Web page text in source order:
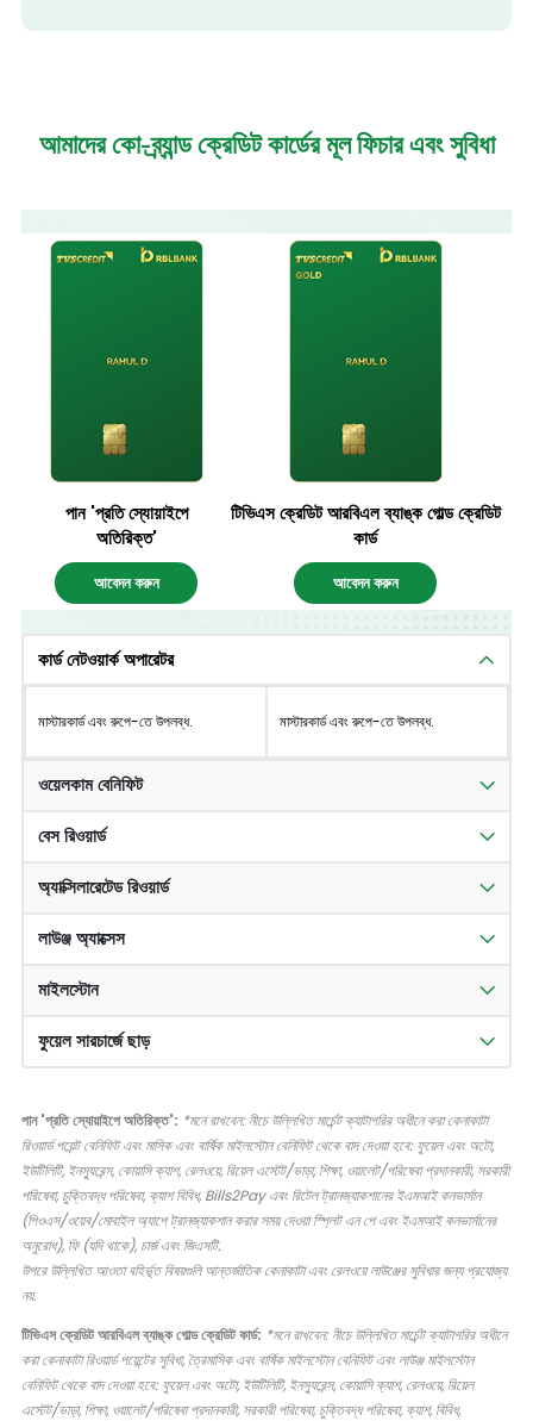
আমাদের কো-ব্র্যান্ড ক্রেডিট কার্ডেরমূল ফিচার এবং সুবিধা
পান 'প্রতি স্যোয়াইপে
অতিরিক্ত'
আবেদন করুন
টিভিএস ক্রেডিট আরবিএল ব্যাঙ্ক গোল্ড ক্রেডিট
কার্ড
আবেদন করুন
কার্ড নেটওয়ার্ক অপারেটর
মাস্টারকার্ড এবং রুপে-তে উপলব্ধ. মাস্টারকার্ড এবং রুপে-তে উপলব্ধ.
ওয়েলকাম বেনিফিট
বেস রিওয়ার্ড
অ্যাক্সিলারেটেড রিওয়ার্ড
লাউঞ্জ অ্যাক্সেস
মাইলস্টোন
ফুয়েল সারচার্জে ছাড়
পান 'প্রতি স্যোয়াইপে অতিরিক্ত': *মনে রাখবেন: নীচে উল্লিখিত মার্চেন্ট ক্যাটাগরির অধীনে করা কেনাকাটা
রিওয়ার্ড পয়েন্ট বেনিফিট এবং মাসিক এবং বার্ষিক মাইলস্টোন বেনিফিট থেকে বাদ দেওয়া হবে: ফুয়েল এবং অটো,
ইউটিলিটি, ইনস্যুরেন্স, কোয়াসি ক্যাশ, রেলওয়ে, রিয়েল এস্টেট/ভাড়া, শিক্ষা, ওয়ালেট/পরিষেবা প্রদানকারী, সরকারী
পরিষেবা, চুক্তিবদ্ধ পরিষেবা, ক্যাশ বিবিধ, Bills2Pay এবং রিটেল ট্রানজ্যাকশানের ইএমআই কনভার্সান
(পিওএস/ওয়েব/মোবাইল অ্যাপে ট্রানজ্যাকশান করার সময় দেওয়া স্প্লিট এন পে এবং ইএমআই কনভার্সানের
অনুরোধ), ফি (যদি থাকে), চার্জ এবং জিএসটি.
উপরে উল্লিখিত আওতা বহির্ভূত বিষয়গুলি আন্তর্জাতিক কেনাকাটা এবং রেলওয়ে লাউঞ্জের সুবিধার জন্য প্রযোজ্য
নয়.
টিভিএস ক্রেডিট আরবিএল ব্যাঙ্ক গোল্ড ক্রেডিট কার্ড: *মনে রাখবেন: নীচে উল্লিখিত মার্চেন্ট ক্যাটাগরির অধীনে
করা কেনাকাটা রিওয়ার্ড পয়েন্টের সুবিধা, ত্রৈমাসিক এবং বার্ষিক মাইলস্টোন বেনিফিট এবং লাউঞ্জ মাইলস্টোন
বেনিফিট থেকে বাদ দেওয়া হবে: ফুয়েল এবং অটো, ইউটিলিটি, ইনস্যুরেন্স, কোয়াসি ক্যাশ, রেলওয়ে, রিয়েল
এস্টেট/ভাড়া, শিক্ষা, ওয়ালেট/পরিষেবা প্রদানকারী, সরকারী পরিষেবা, চুক্তিবদ্ধ পরিষেবা, ক্যাশ, বিবিধ,